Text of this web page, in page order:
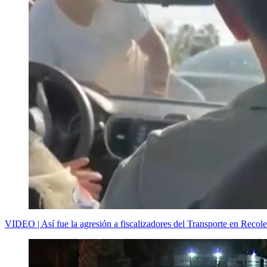
VIDEO | Así fue la agresión a fiscalizadores del Transporte en